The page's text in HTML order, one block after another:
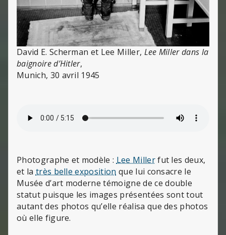
David E. Scherman et Lee Miller, Lee Miller dans la
baignoire d’Hitler,
Munich, 30 avril 1945
Photographe et modèle : Lee Millerfut les deux,
et la très belle exposition que lui consacre le
Musée d’art moderne témoigne de ce double
statut puisque les images présentées sont tout
autant des photos qu’elle réalisa que des photos
où elle figure.